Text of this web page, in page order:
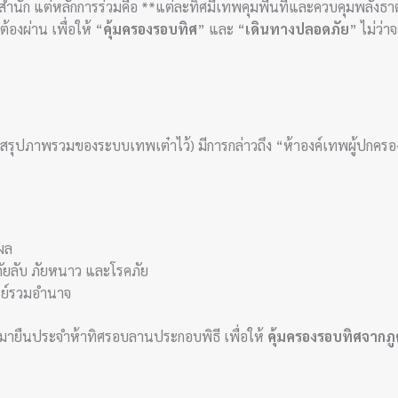
นัก แต่หลักการร่วมคือ **แต่ละทิศมีเทพคุมพื้นที่และควบคุมพลังธ
งผ่าน เพื่อให้ “คุ้มครองรอบทิศ” และ “เดินทางปลอดภัย” ไม่ว่า
ปภาพรวมของระบบเทพเต๋าไว้) มีการกล่าวถึง “ห้าองค์เทพผู้ปกค
ล
ลับ ภัยหนาว และโรคภัย
รวมอำนาจ
ยืนประจำห้าทิศรอบลานประกอบพิธี เพื่อให้ คุ้มครองรอบทิศจาก